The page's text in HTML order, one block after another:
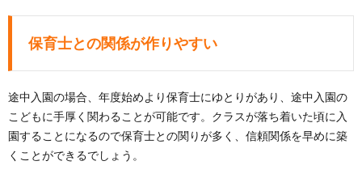
保育士との関係が作りやすい
途中入園の場合、年度始めより保育士にゆとりがあり、途中入園の
こどもに手厚く関わることが可能です。クラスが落ち着いた頃に入
園することになるので保育士との関りが多く、信頼関係を早めに築
くことができるでしょう。